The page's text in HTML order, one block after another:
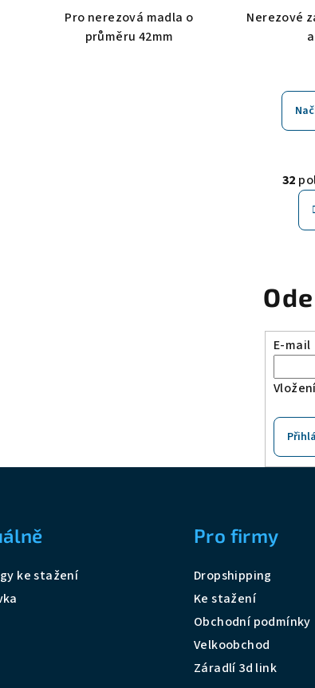
Pro nerezová madla o
průměru 42mm
Nerezové
32
E-mail
ke stažení
Pro firmy
Dropshipping
Ke stažení
Obchodní podmínky
Velkoobchod
Záradlí 3d link